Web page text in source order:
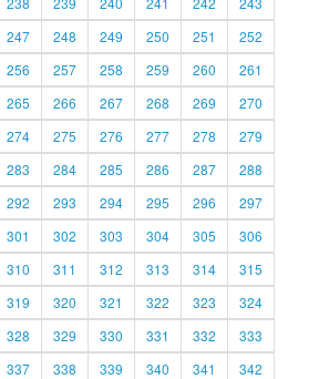
247 248 249 250 251
252
256 257 258 259 260
261
265 266 267 268 269
270
274 275 276 277 278
279
283 284 285 286 287
288
292 293 294 295 296
297
301 302 303 304 305
306
310 311 312 313 314
315
319 320 321 322 323
324
328 329 330 331 332
333
337 338 339 340 341 342